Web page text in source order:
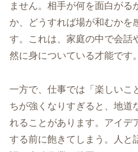
ません。相手が何を面白がる
か、どうすれば場が和むかを
す。これは、家庭の中で会話
然に身についている才能です。
一方で、仕事では「楽しいこ
ちが強くなりすぎると、地道
れることがあります。アイデ
する前に飽きてしまう。人と